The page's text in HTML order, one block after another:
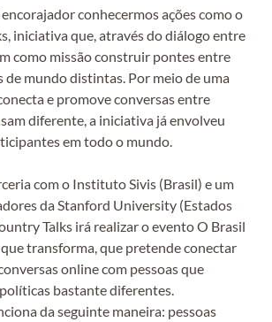
conhecermos ações como o
iniciativa que, através do diálogo entre
como missão construir pontes entre
de mundo distintas. Por meio de uma
e promove conversas entre
diferente, a iniciativa já envolveu
em todo o mundo.
com o Instituto Sivis (Brasil) e um
da Stanford University (Estados
Talks irá realizar o evento O Brasil
transforma, que pretende conectar
online com pessoas que
bastante diferentes.
da seguinte maneira: pessoas